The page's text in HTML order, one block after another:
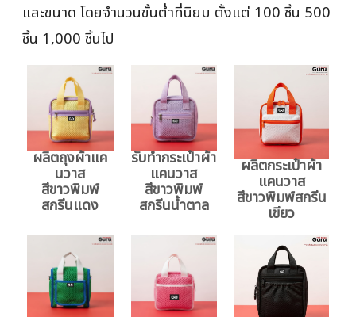
และขนาด โดยจำนวนขั้นต่ำที่นิยม ตั้งแต่ 100 ชิ้น 500
ชิ้น 1,000 ชิ้นไป
ผลิตถุงผ้าแค
นวาส
สีขาวพิมพ์
สกรีนแดง
รับทำกระเป๋าผ้า
แคนวาส
สีขาวพิมพ์
สกรีนน้ำตาล
ผลิตกระเป๋าผ้า
แคนวาส
สีขาวพิมพ์สกรีน
เขียว